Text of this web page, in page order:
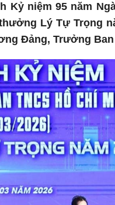
Kỷ niệm 95 năm
Lý Tự Trọng
Đảng, Trưởng